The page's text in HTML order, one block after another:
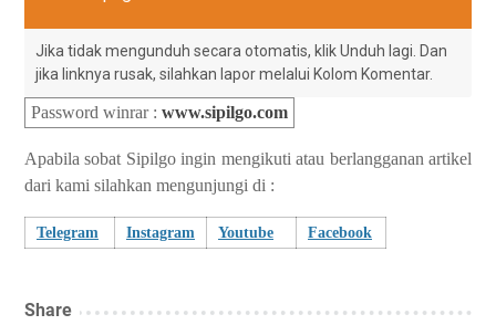
Jika tidak mengunduh secara otomatis, klik Unduh lagi. Dan
jika linknya rusak, silahkan lapor melalui Kolom Komentar.
Password winrar : www.sipilgo.com
Apabila sobat Sipilgo ingin mengikuti atau berlangganan artikel
dari kami silahkan mengunjungi di :
Telegram Instagram Youtube Facebook
Share